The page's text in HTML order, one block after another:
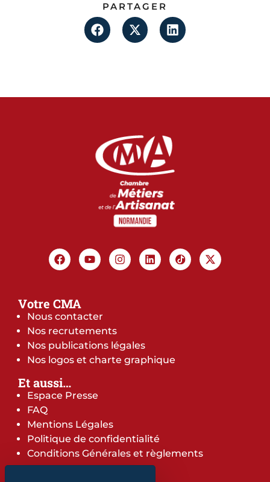
PARTAGER
Votre CMA
Nous contacter
Nos recrutements
Nos publications légales
Nos logos et charte graphique
Et aussi…
Espace Presse
FAQ
Mentions Légales
Politique de confidentialité
Conditions Générales et règlements